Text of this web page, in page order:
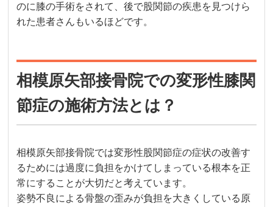
のに膝の手術をされて、後で股関節の疾患を見つけら
れた患者さんもいるほどです。
相模原矢部接骨院での変形性膝関
節症の施術方法とは？
相模原矢部接骨院では変形性股関節症の症状の改善す
るためには過度に負担をかけてしまっている根本を正
常にすることが大切だと考えています。
姿勢不良による骨盤の歪みが負担を大きくしている原